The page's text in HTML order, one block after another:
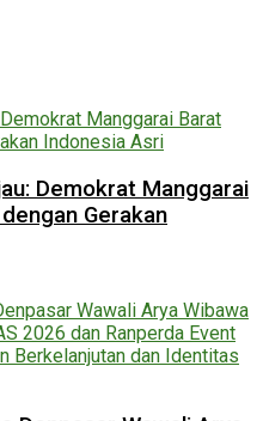
Demokrat Manggarai
Gerakan